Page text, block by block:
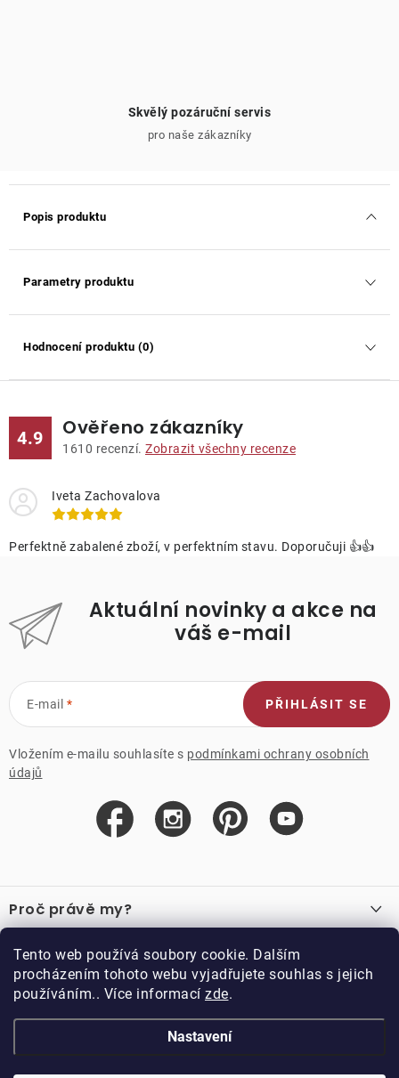
Tento web používá soubory cookie. Dalším
procházením tohoto webu vyjadřujete souhlas s jejich
používáním.. Více informací zde.
Nastavení
Skvělý pozáruční servis
pro naše zákazníky
Popis produktu
Parametry produktu
Hodnocení produktu (0)
4.9 Ověřeno zákazníky
1610 recenzí. Zobrazit všechny recenze
Iveta Zachovalova
Perfektně zabalené zboží, v perfektním stavu. Doporučuji 👍👍
Aktuální novinky a akce na
váš e-mail
E-mail
Vložením e-mailu souhlasíte s podmínkami ochrany osobních
údajů
PŘIHLÁSIT SE
á
p
a
Proč právě my?
Recenze
Důležité odkazy
Velkoobchod
Vzorková prodejna
Kariéra
O nákupu
Obchodní podmínky